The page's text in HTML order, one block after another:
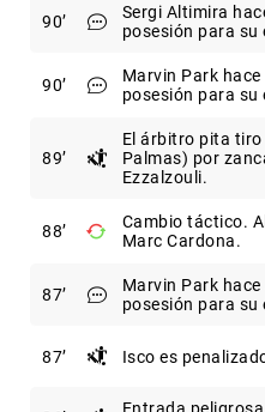
90
Sergi Altimira
posesión para su
90
Marvin Park
posesión para su
89
El árbitro pita
Palmas) por
Ezzalzouli.
88
Cambio táctico.
Marc Cardona.
87
Marvin Park
posesión para su
87 Isco es